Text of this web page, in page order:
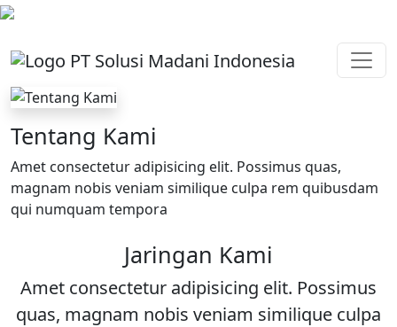
Tentang Kami
Amet consectetur adipisicing elit. Possimus quas,
magnam nobis veniam similique culpa rem quibusdam
qui numquam tempora
Jaringan Kami
Amet consectetur adipisicing elit. Possimus
quas, magnam nobis veniam similique culpa